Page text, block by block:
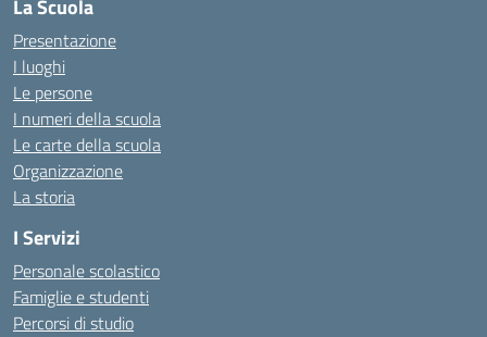
La Scuola
Presentazione
I luoghi
Le persone
I numeri della scuola
Le carte della scuola
Organizzazione
La storia
I Servizi
Personale scolastico
Famiglie e studenti
Percorsi di studio